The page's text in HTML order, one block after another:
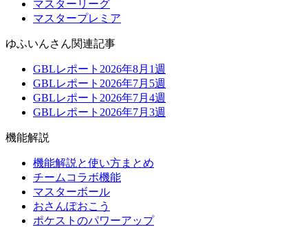
マスターリーグ
マスタープレミア
ゆふいんさん関連記事
GBLレポート2026年8月1週
GBLレポート2026年7月5週
GBLレポート2026年7月4週
GBLレポート2026年7月3週
機能解説
機能解説と使い方まとめ
チームコラボ機能
マスターボール
おさんぽおこう
ポケストのパワーアップ